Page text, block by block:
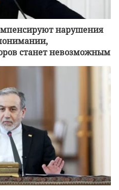
нарушения
станет невозможным